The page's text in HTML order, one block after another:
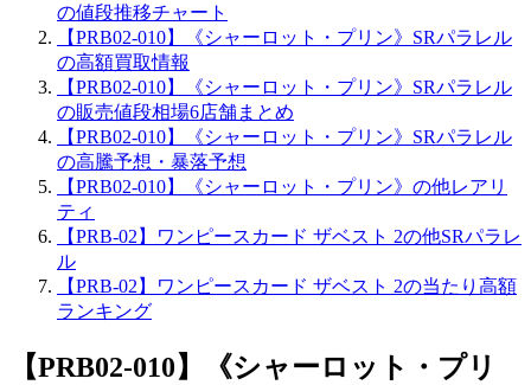
の値段推移チャート
【PRB02-010】《シャーロット・プリン》SRパラレル
の高額買取情報
【PRB02-010】《シャーロット・プリン》SRパラレル
の販売値段相場6店舗まとめ
【PRB02-010】《シャーロット・プリン》SRパラレル
の高騰予想・暴落予想
【PRB02-010】《シャーロット・プリン》の他レアリ
ティ
【PRB-02】ワンピースカード ザベスト 2の他SRパラレ
ル
【PRB-02】ワンピースカード ザベスト 2の当たり高額
ランキング
【PRB02-010】《シャーロット・プリ